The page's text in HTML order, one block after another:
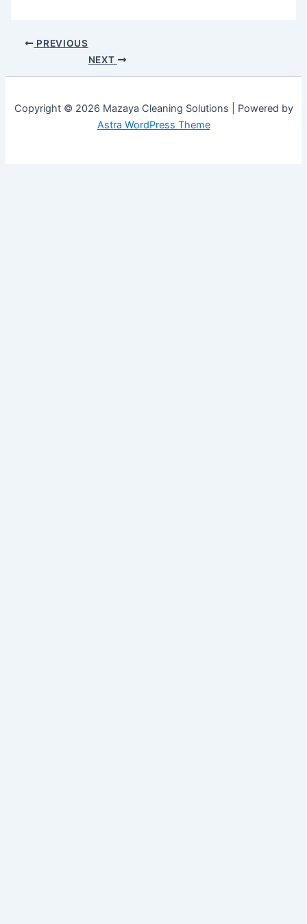
PREVIOUS
NEXT
Copyright © 2026 Mazaya Cleaning Solutions | Powered by
Astra WordPress Theme